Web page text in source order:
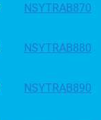
NSYTRAB870
NSYTRAB880
NSYTRAB890